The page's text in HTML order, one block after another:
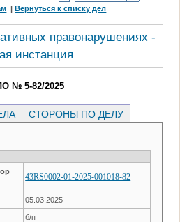
|Вернуться к списку дел
правонарушениях -
инстанция
№ 5-82/2025
СТОРОНЫ ПО ДЕЛУ
43RS0002-01-2025-001018-82
05.03.2025
б/п